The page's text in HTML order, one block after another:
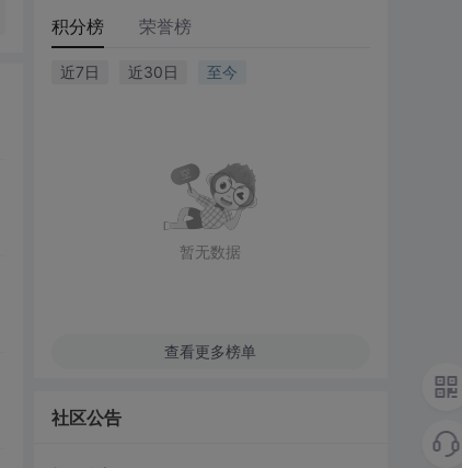
积分榜 荣誉榜
近7日 近30日 至今
暂无数据
查看更多榜单
社区公告